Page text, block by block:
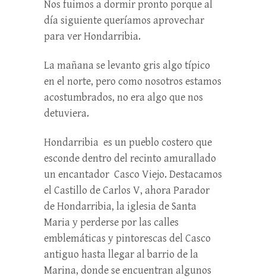
Nos fuimos a dormir pronto porque al
día siguiente queríamos aprovechar
para ver Hondarribia.
La mañana se levanto gris algo típico
en el norte, pero como nosotros estamos
acostumbrados, no era algo que nos
detuviera.
Hondarribia es un pueblo costero que
esconde dentro del recinto amurallado
un encantador Casco Viejo. Destacamos
el Castillo de Carlos V, ahora Parador
de Hondarribia, la iglesia de Santa
Maria y perderse por las calles
emblemáticas y pintorescas del Casco
antiguo hasta llegar al barrio de la
Marina, donde se encuentran algunos